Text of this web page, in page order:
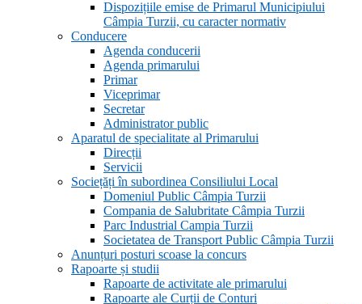
Dispozițiile emise de Primarul Municipiului
Câmpia Turzii, cu caracter normativ
Conducere
Agenda conducerii
Agenda primarului
Primar
Viceprimar
Secretar
Administrator public
Aparatul de specialitate al Primarului
Direcții
Servicii
Sociețăți în subordinea Consiliului Local
Domeniul Public Câmpia Turzii
Compania de Salubritate Câmpia Turzii
Parc Industrial Campia Turzii
Societatea de Transport Public Câmpia Turzii
Anunțuri posturi scoase la concurs
Rapoarte și studii
Rapoarte de activitate ale primarului
Rapoarte ale Curții de Conturi